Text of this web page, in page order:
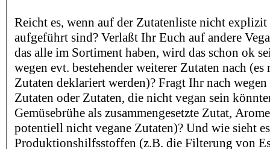
Reicht es, wenn auf der Zutatenliste nicht
aufgeführt sind? Verlaßt Ihr Euch auf andere
das alle im Sortiment haben, wird das schon ok
wegen evt. bestehender weiterer Zutaten nach (es
Zutaten deklariert werden)? Fragt Ihr nach wegen
Zutaten oder Zutaten, die nicht vegan sein
Gemüsebrühe als zusammengesetzte Zutat,
potentiell nicht vegane Zutaten)? Und wie sieht
Produktionshilfsstoffen (z.B. die Filterung von